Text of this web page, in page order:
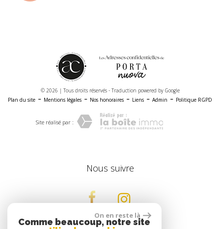
© 2026 | Tous droits réservés - Traduction powered by Google
Plan du site - Mentions légales - Nos honoraires - Liens - Admin - Politique RGPD
Site réalisé par :
nous suivre
se connecter
On en reste là
Comme beaucoup, notre site